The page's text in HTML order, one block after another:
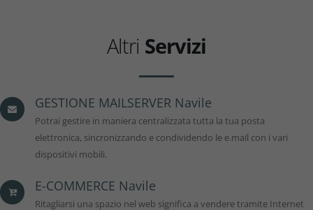
Altri Servizi
GESTIONE MAILSERVER Navile
Potrai gestire in maniera centralizzata tutta la tua posta
elettronica, sincronizzando e condividendo le e.mail con i vari
dispositivi mobili.
E-COMMERCE Navile
Ritagliarsi una spazio nel web significa a vendere tramite Internet